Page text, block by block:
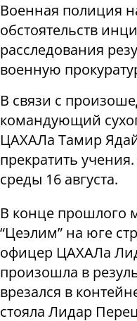
Военная полиция
обстоятельств
расследования
военную
В связи с
командующий
ЦАХАЛа Тамир
прекратить
среды 16 августа.
В конце прошлого
“Цеэлим” на юге
офицер ЦАХАЛа
произошла в
врезался в
стояла Лидар